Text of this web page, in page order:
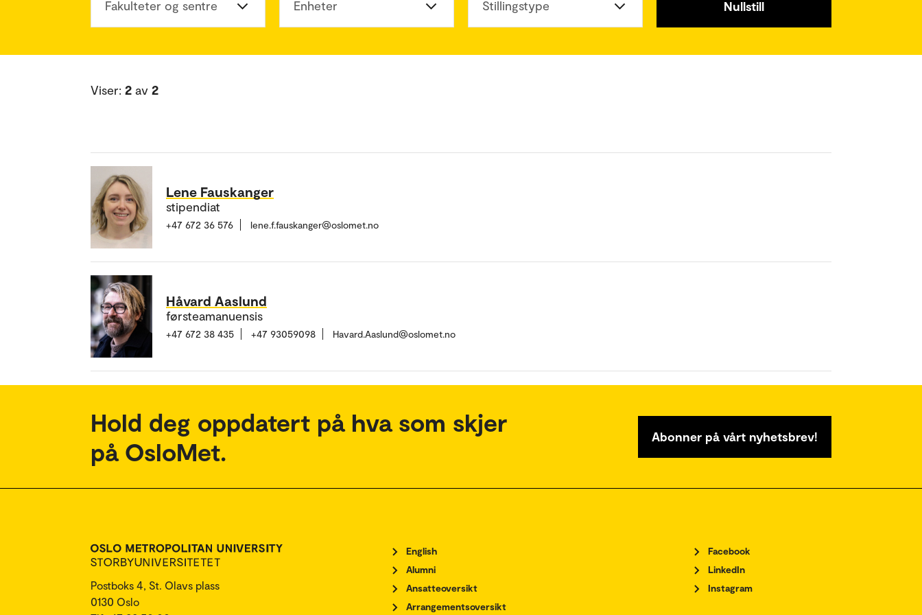
Fakulteter og sentre Enheter Stillingstype Nullstill
Viser: 2 av 2
Lene Fauskanger
stipendiat
+47 672 36 576 lene.f.fauskanger@oslomet.no
Håvard Aaslund
førsteamanuensis
+47 672 38 435 +47 93059098 Havard.Aaslund@oslomet.no
Hold deg oppdatert på hva som skjer
på OsloMet.
Abonner på vårt nyhetsbrev!
Postboks 4, St. Olavs plass
0130 Oslo
English
Alumni
Ansatteoversikt
Arrangementsoversikt
Facebook
LinkedIn
Instagram